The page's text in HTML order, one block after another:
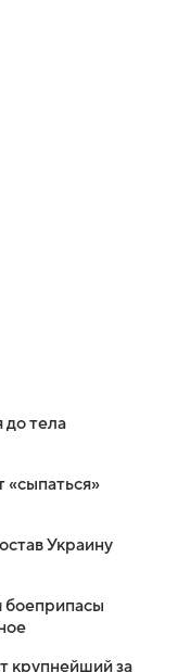
до тела
«сыпаться»
Украину
крупнейший за